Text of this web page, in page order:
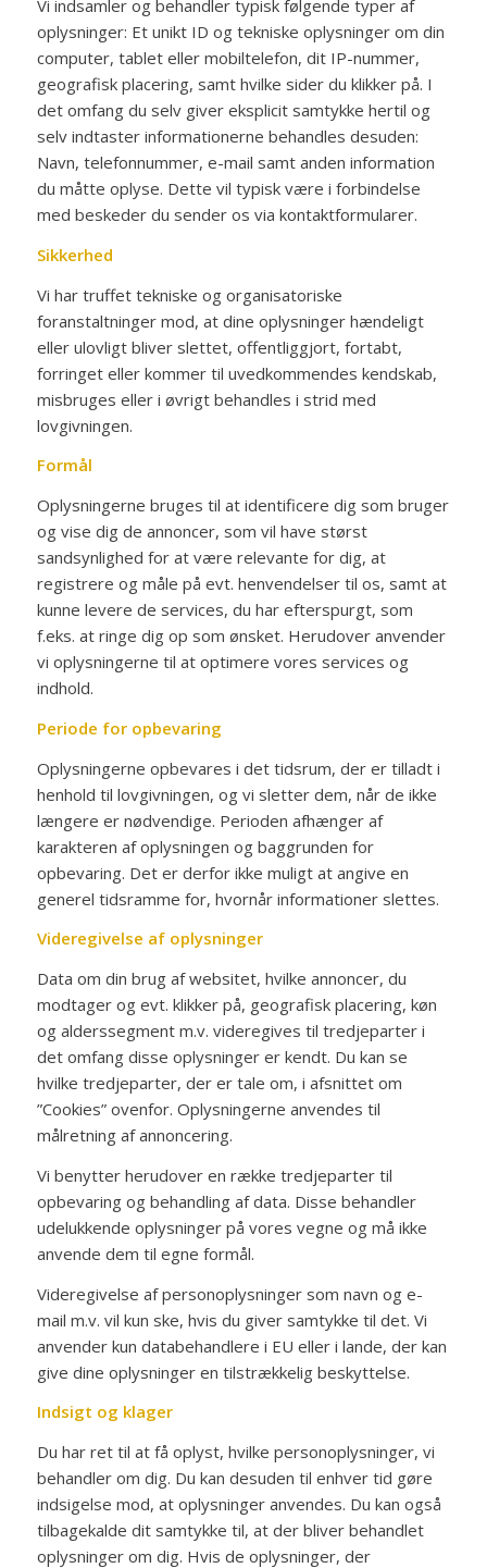
Vi indsamler og behandler typisk følgende typer af
oplysninger: Et unikt ID og tekniske oplysninger om din
computer, tablet eller mobiltelefon, dit IP-nummer,
geografisk placering, samt hvilke sider du klikker på. I
det omfang du selv giver eksplicit samtykke hertil og
selv indtaster informationerne behandles desuden:
Navn, telefonnummer, e-mail samt anden information
du måtte oplyse. Dette vil typisk være i forbindelse
med beskeder du sender os via kontaktformularer.
Sikkerhed
Vi har truffet tekniske og organisatoriske
foranstaltninger mod, at dine oplysninger hændeligt
eller ulovligt bliver slettet, offentliggjort, fortabt,
forringet eller kommer til uvedkommendes kendskab,
misbruges eller i øvrigt behandles i strid med
lovgivningen.
Formål
Oplysningerne bruges til at identificere dig som bruger
og vise dig de annoncer, som vil have størst
sandsynlighed for at være relevante for dig, at
registrere og måle på evt. henvendelser til os, samt at
kunne levere de services, du har efterspurgt, som
f.eks. at ringe dig op som ønsket. Herudover anvender
vi oplysningerne til at optimere vores services og
indhold.
Periode for opbevaring
Oplysningerne opbevares i det tidsrum, der er tilladt i
henhold til lovgivningen, og vi sletter dem, når de ikke
længere er nødvendige. Perioden afhænger af
karakteren af oplysningen og baggrunden for
opbevaring. Det er derfor ikke muligt at angive en
generel tidsramme for, hvornår informationer slettes.
Videregivelse af oplysninger
Data om din brug af websitet, hvilke annoncer, du
modtager og evt. klikker på, geografisk placering, køn
og alderssegment m.v. videregives til tredjeparter i
det omfang disse oplysninger er kendt. Du kan se
hvilke tredjeparter, der er tale om, i afsnittet om
”Cookies” ovenfor. Oplysningerne anvendes til
målretning af annoncering.
Vi benytter herudover en række tredjeparter til
opbevaring og behandling af data. Disse behandler
udelukkende oplysninger på vores vegne og må ikke
anvende dem til egne formål.
Videregivelse af personoplysninger som navn og e-
mail m.v. vil kun ske, hvis du giver samtykke til det. Vi
anvender kun databehandlere i EU eller i lande, der kan
give dine oplysninger en tilstrækkelig beskyttelse.
Indsigt og klager
Du har ret til at få oplyst, hvilke personoplysninger, vi
behandler om dig. Du kan desuden til enhver tid gøre
indsigelse mod, at oplysninger anvendes. Du kan også
tilbagekalde dit samtykke til, at der bliver behandlet
oplysninger om dig. Hvis de oplysninger, der